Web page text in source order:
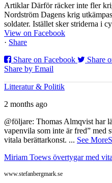
Artiklar Därför räcker inte fler
Nordström Dagens krig
soldater. Istället sker striderna i
View on Facebook
· Share
Share on Facebook
Share
Share by Email
Litteratur & Politik
2 months ago
@följare: Thomas Almqvist har
vapenvila som inte är fred” med
vitala berättarkonst. ... See More
Miriam Toews övertygar med
www.stefanbergmark.se